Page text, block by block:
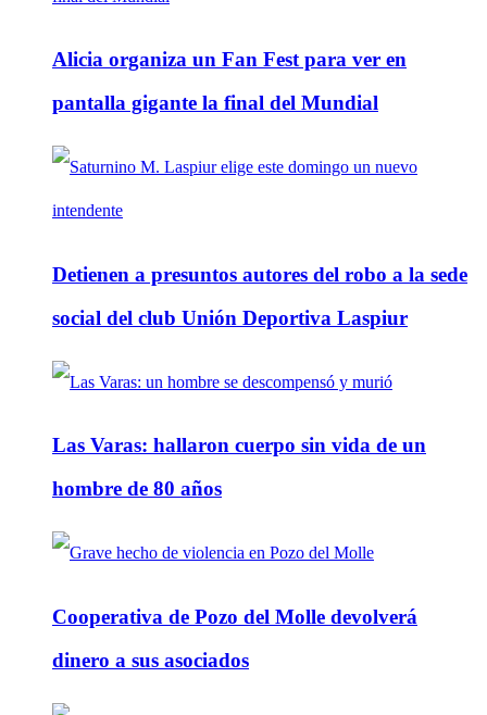
Alicia organiza un Fan Fest para ver en
pantalla gigante la final del Mundial
Detienen a presuntos autores del robo a la sede
social del club Unión Deportiva Laspiur
Las Varas: hallaron cuerpo sin vida de un
hombre de 80 años
Cooperativa de Pozo del Molle devolverá
dinero a sus asociados